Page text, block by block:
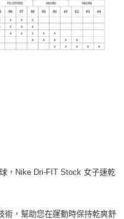
，Nike Dri-FIT Stock 女子速乾
術，幫助您在運動時保持乾爽舒